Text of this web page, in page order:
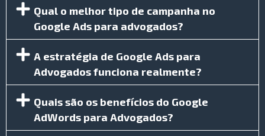
Qual o melhor tipo de campanha no
Google Ads para advogados?
A estratégia de Google Ads para
Advogados funciona realmente?
Quais são os benefícios do Google
AdWords para Advogados?